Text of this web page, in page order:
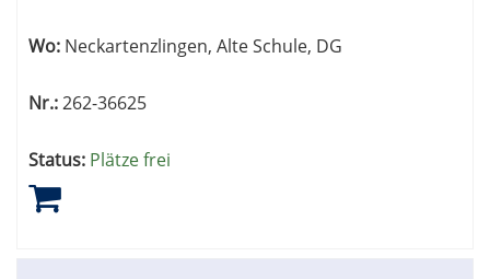
Wo: Neckartenzlingen, Alte Schule, DG
Nr.:262-36625
Status: Plätze frei